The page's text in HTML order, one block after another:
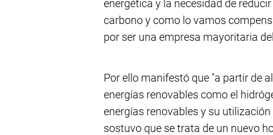
energética y la necesidad de
carbono y como lo vamos
por ser una empresa mayoritaria
Por ello manifestó que "a partir de
energías renovables como el
energías renovables y su
sostuvo que se trata de un nuevo